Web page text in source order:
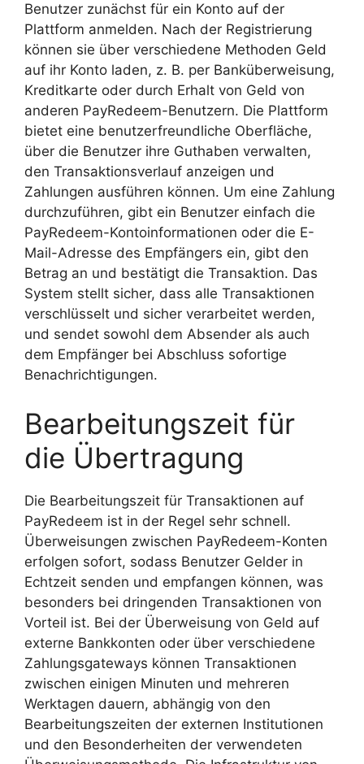
Benutzer zunächst für ein Konto auf der
Plattform anmelden. Nach der Registrierung
können sie über verschiedene Methoden Geld
auf ihr Konto laden, z. B. per Banküberweisung,
Kreditkarte oder durch Erhalt von Geld von
anderen PayRedeem-Benutzern. Die Plattform
bietet eine benutzerfreundliche Oberfläche,
über die Benutzer ihre Guthaben verwalten,
den Transaktionsverlauf anzeigen und
Zahlungen ausführen können. Um eine Zahlung
durchzuführen, gibt ein Benutzer einfach die
PayRedeem-Kontoinformationen oder die E-
Mail-Adresse des Empfängers ein, gibt den
Betrag an und bestätigt die Transaktion. Das
System stellt sicher, dass alle Transaktionen
verschlüsselt und sicher verarbeitet werden,
und sendet sowohl dem Absender als auch
dem Empfänger bei Abschluss sofortige
Benachrichtigungen.
Bearbeitungszeit für
die Übertragung
Die Bearbeitungszeit für Transaktionen auf
PayRedeem ist in der Regel sehr schnell.
Überweisungen zwischen PayRedeem-Konten
erfolgen sofort, sodass Benutzer Gelder in
Echtzeit senden und empfangen können, was
besonders bei dringenden Transaktionen von
Vorteil ist. Bei der Überweisung von Geld auf
externe Bankkonten oder über verschiedene
Zahlungsgateways können Transaktionen
zwischen einigen Minuten und mehreren
Werktagen dauern, abhängig von den
Bearbeitungszeiten der externen Institutionen
und den Besonderheiten der verwendeten